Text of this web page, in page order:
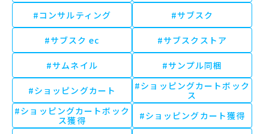
#コンサルティング #サブスク
#サブスク ec #サブスクストア
#サムネイル #サンプル同梱
#ショッピングカート
#ショッピングカートボック
ス
#ショッピングカートボック
ス獲得
#ショッピングカート獲得